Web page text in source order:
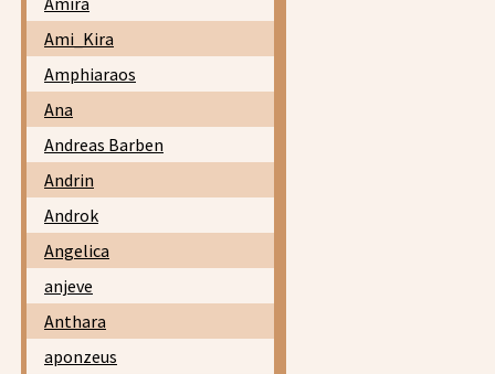
Ami_Kira
Amphiaraos
Ana
Andreas Barben
Andrin
Androk
Angelica
anjeve
Anthara
aponzeus